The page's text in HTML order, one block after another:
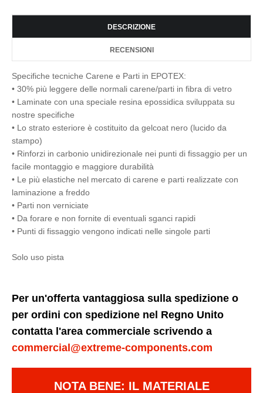
DESCRIZIONE
RECENSIONI
Specifiche tecniche Carene e Parti in EPOTEX:
• 30% più leggere delle normali carene/parti in fibra di vetro
• Laminate con una speciale resina epossidica sviluppata su
nostre specifiche
• Lo strato esteriore è costituito da gelcoat nero (lucido da
stampo)
• Rinforzi in carbonio unidirezionale nei punti di fissaggio per un
facile montaggio e maggiore durabilità
• Le più elastiche nel mercato di carene e parti realizzate con
laminazione a freddo
• Parti non verniciate
• Da forare e non fornite di eventuali sganci rapidi
• Punti di fissaggio vengono indicati nelle singole parti
Solo uso pista
Per un'offerta vantaggiosa sulla spedizione o
per ordini con spedizione nel Regno Unito
contatta l'area commerciale scrivendo a
commercial@extreme-components.com
NOTA BENE: IL MATERIALE